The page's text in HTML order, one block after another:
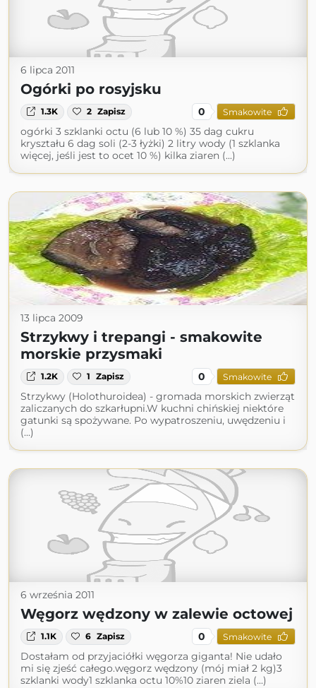
6 lipca 2011
Ogórki po rosyjsku
1.3K 2 Zapisz 0 Smakowite
ogórki 3 szklanki octu (6 lub 10 %) 35 dag cukru
kryształu 6 dag soli (2-3 łyżki) 2 litry wody (1 szklanka
więcej, jeśli jest to ocet 10 %) kilka ziaren (...)
13 lipca 2009
Strzykwy i trepangi - smakowite
morskie przysmaki
1.2K 1 Zapisz 0 Smakowite
Strzykwy (Holothuroidea) - gromada morskich zwierząt
zaliczanych do szkarłupni.W kuchni chińskiej niektóre
gatunki są spożywane. Po wypatroszeniu, uwędzeniu i
(...)
6 września 2011
Węgorz wędzony w zalewie octowej
1.1K 6 Zapisz 0 Smakowite
Dostałam od przyjaciółki węgorza giganta! Nie udało
mi się zjeść całego.węgorz wędzony (mój miał 2 kg)3
szklanki wody1 szklanka octu 10%10 ziaren ziela (...)